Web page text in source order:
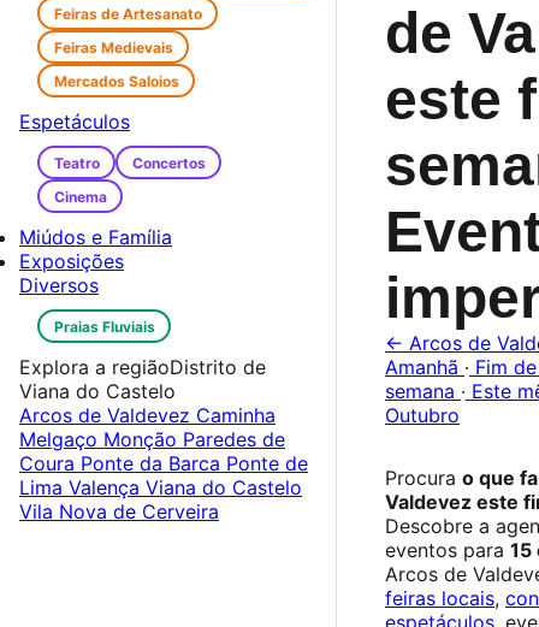
de
este
← Arcos de
Amanhã · Fim
semana · Este
Outubro
Procura o que
Valdevez este
Descobre a
eventos para 15
Arcos de
feiras locais,
espetáculos,
Feiras de Artesanato
Feiras Medievais
Mercados Saloios
Espetáculos
Teatro
Concertos
Cinema
Miúdos e Família
Exposições
Diversos
Praias Fluviais
Explora a regiãoDistrito de
Viana do Castelo
Arcos de Valdevez Caminha
Melgaço Monção Paredes de
Coura Ponte da Barca Ponte de
Lima Valença Viana do Castelo
Vila Nova de Cerveira